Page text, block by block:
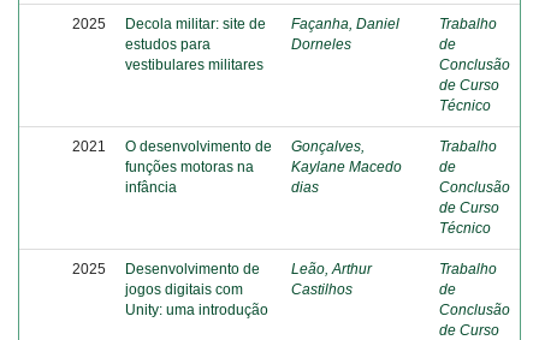
2025
Decola militar: site de
estudos para
vestibulares militares
Façanha, Daniel
Dorneles
Trabalho
de
Conclusão
de Curso
Técnico
2021
O desenvolvimento de
funções motoras na
infância
Gonçalves,
Kaylane Macedo
dias
Trabalho
de
Conclusão
de Curso
Técnico
2025
Desenvolvimento de
jogos digitais com
Unity: uma introdução
Leão, Arthur
Castilhos
Trabalho
de
Conclusão
de Curso